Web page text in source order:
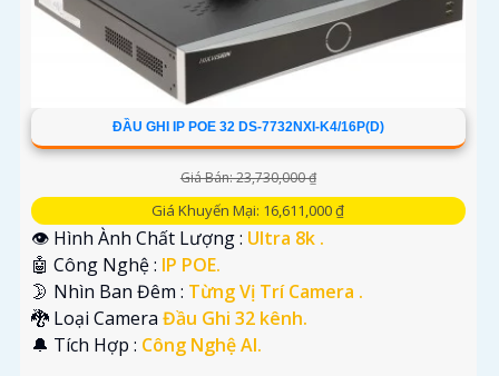
ĐẦU GHI IP POE 32 DS-7732NXI-K4/16P(D)
Giá Bán: 23,730,000 ₫
Giá Khuyến Mại: 16,611,000 ₫
👁 Hình Ành Chất Lượng : Ultra 8k .
🤖️ Công Nghệ : IP POE.
🌛 Nhìn Ban Đêm : Từng Vị Trí Camera .
🐉️ Loại Camera Đầu Ghi 32 kênh.
️🔔 Tích Hợp : Công Nghệ AI.